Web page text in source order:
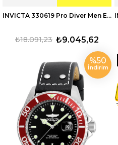
INVICTA 330619 Pro Diver Men Erkek Kol Saati
₺9.045,62
₺18.091,23
%50
İndirim